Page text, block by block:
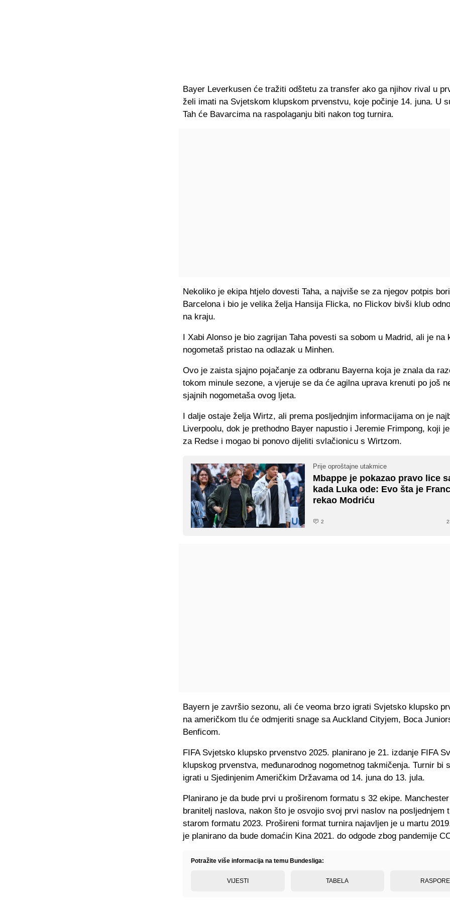
Bayer Leverkusen će tražiti odštetu za transfer ako ga njihov rival u
želi imati na Svjetskom klupskom prvenstvu, koje počinje 14. juna. U
Tah će Bavarcima na raspolaganju biti nakon tog turnira.
Nekoliko je ekipa htjelo dovesti Taha, a najviše se za njegov potpis
Barcelona i bio je velika želja Hansija Flicka, no Flickov bivši klub
na kraju.
I Xabi Alonso je bio zagrijan Taha povesti sa sobom u Madrid, ali je na
nogometaš pristao na odlazak u Minhen.
Ovo je zaista sjajno pojačanje za odbranu Bayerna koja je znala da
tokom minule sezone, a vjeruje se da će agilna uprava krenuti po još
sjajnih nogometaša ovog ljeta.
I dalje ostaje želja Wirtz, ali prema posljednjim informacijama on je
Liverpoolu, dok je prethodno Bayer napustio i Jeremie Frimpong, koji
za Redse i mogao bi ponovo dijeliti svlačionicu s Wirtzom.
Prije oproštajne utakmice
Mbappe je pokazao pravo lice
kada Luka ode: Evo šta je
rekao Modriću
2
Bayern je završio sezonu, ali će veoma brzo igrati Svjetsko klupsko
na američkom tlu će odmjeriti snage sa Auckland Cityjem, Boca
Benficom.
FIFA Svjetsko klupsko prvenstvo 2025. planirano je 21. izdanje FIFA
klupskog prvenstva, međunarodnog nogometnog takmičenja. Turnir bi
igrati u Sjedinjenim Američkim Državama od 14. juna do 13. jula.
Planirano je da bude prvi u proširenom formatu s 32 ekipe.
branitelj naslova, nakon što je osvojio svoj prvi naslov na posljednjem
starom formatu 2023. Prošireni format turnira najavljen je u martu
je planirano da bude domaćin Kina 2021. do odgode zbog pandemije
Potražite više informacija na temu Bundesliga:
VIJESTI TABELA